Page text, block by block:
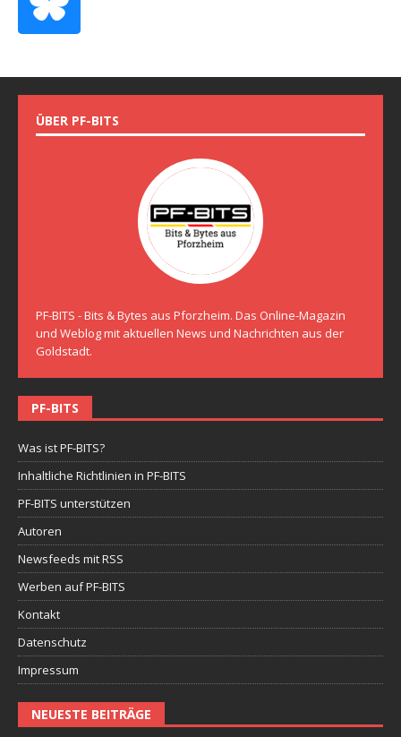
ÜBER PF-BITS
PF-BITS - Bits & Bytes aus Pforzheim. Das Online-Magazin
und Weblog mit aktuellen News und Nachrichten aus der
Goldstadt.
PF-BITS
Was ist PF-BITS?
Inhaltliche Richtlinien in PF-BITS
PF-BITS unterstützen
Autoren
Newsfeeds mit RSS
Werben auf PF-BITS
Kontakt
Datenschutz
Impressum
NEUESTE BEITRÄGE